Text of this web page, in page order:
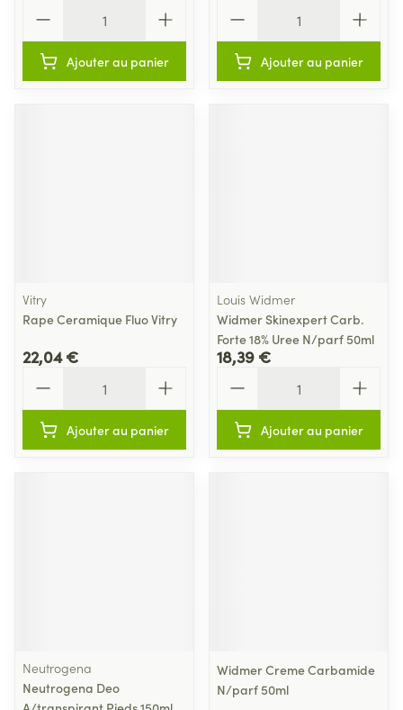
Ajouter au panier Ajouter au panier
Vitry
Rape Ceramique Fluo Vitry
22,04 €
Ajouter au panier
Louis Widmer
Widmer Skinexpert Carb.
Forte 18% Uree N/parf 50ml
18,39 €
Ajouter au panier
Neutrogena
Neutrogena Deo
Widmer Creme Carbamide
N/parf 50ml